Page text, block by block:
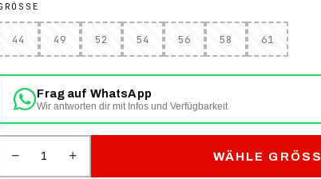
44 49 52 54 56 58 61
Frag auf WhatsApp
Wir antworten dir mit Infos und Verfügbarkeit
− 1 + WÄHLE GRÖSSE